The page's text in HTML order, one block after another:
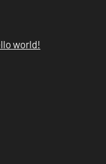
world!